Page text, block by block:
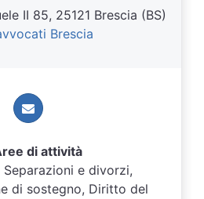
II 85, 25121 Brescia (BS)
Brescia
di attività
e divorzi,
di sostegno, Diritto del